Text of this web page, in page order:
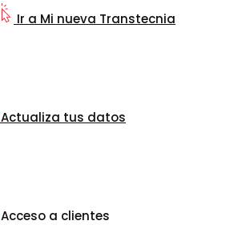
Ir a Mi nueva Transtecnia
Actualiza tus datos
Acceso a clientes